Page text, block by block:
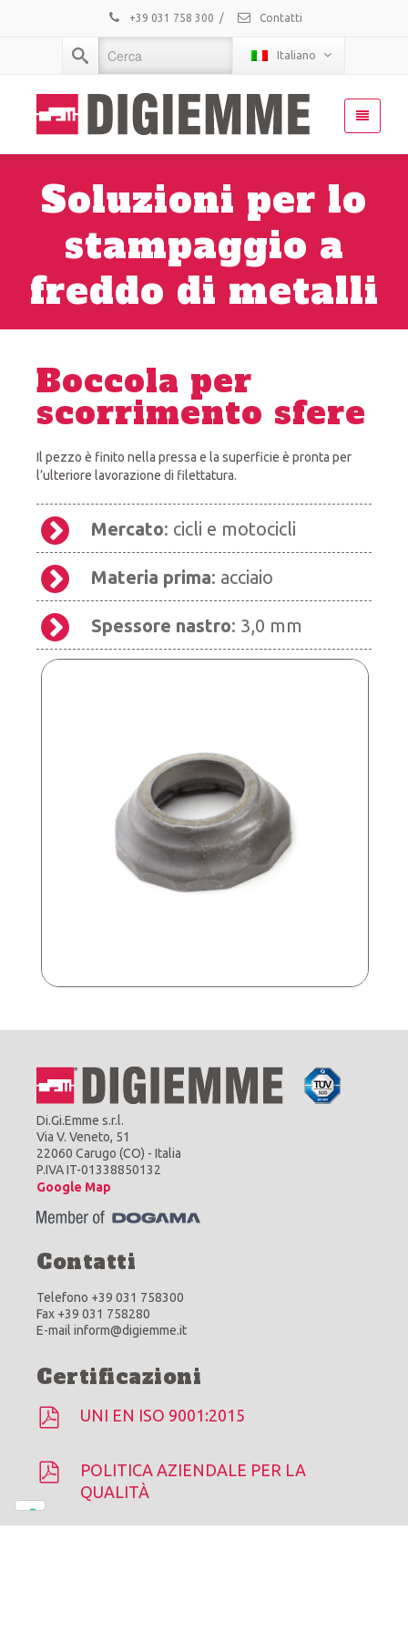
+39 031 758 300 / Contatti
Italiano
Soluzioni per lo
stampaggio a
freddo di metalli
Boccola per
scorrimento sfere
Il pezzo è finito nella pressa e la superficie è pronta per
l’ulteriore lavorazione di filettatura.
Mercato: cicli e motocicli
Materia prima: acciaio
Spessore nastro: 3,0 mm
Di.Gi.Emme s.r.l.
Via V. Veneto, 51
22060 Carugo (CO) - Italia
P.IVA IT-01338850132
Google Map
Contatti
Telefono +39 031 758300
Fax +39 031 758280
E-mail inform@digiemme.it
Certificazioni
UNI EN ISO 9001:2015
POLITICA AZIENDALE PER LA
QUALITÀ